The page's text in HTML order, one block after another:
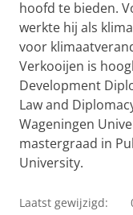
hoofd te bieden.
werkte hij als
voor
Verkooijen is
Development
Law and
Wageningen
mastergraad in
University.
Laatst gewijzigd: